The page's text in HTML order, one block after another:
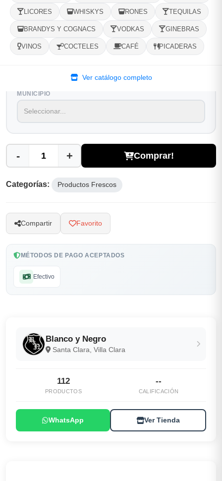
LICORES WHISKYS RONES TEQUILAS
BRANDYS Y COGNACS VODKAS GINEBRAS
VINOS COCTELES CAFÉ PICADERAS
Ver catálogo completo
Ubicacion 2 Ruta Entrega
Selecciona tu ubicacion
PROVINCIA
MUNICIPIO
- + Comprar!
Categorías: Productos Frescos
Compartir Favorito
MÉTODOS DE PAGO ACEPTADOS
Efectivo
Blanco y Negro
Santa Clara, Villa Clara
112
PRODUCTOS
--
CALIFICACIÓN
WhatsApp Ver Tienda